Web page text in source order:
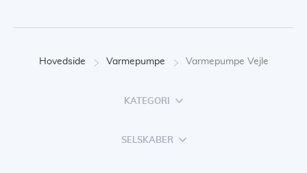
Hovedside Varmepumpe Varmepumpe Vejle
KATEGORI
SELSKABER